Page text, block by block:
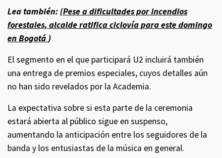
Lea también: (Pese a dificultades por incendios
forestales, alcalde ratifica ciclovía para este domingo
en Bogotá )
El segmento en el que participará U2 incluirá también
una entrega de premios especiales, cuyos detalles aún
no han sido revelados por la Academia.
La expectativa sobre si esta parte de la ceremonia
estará abierta al público sigue en suspenso,
aumentando la anticipación entre los seguidores de la
banda y los entusiastas de la música en general.